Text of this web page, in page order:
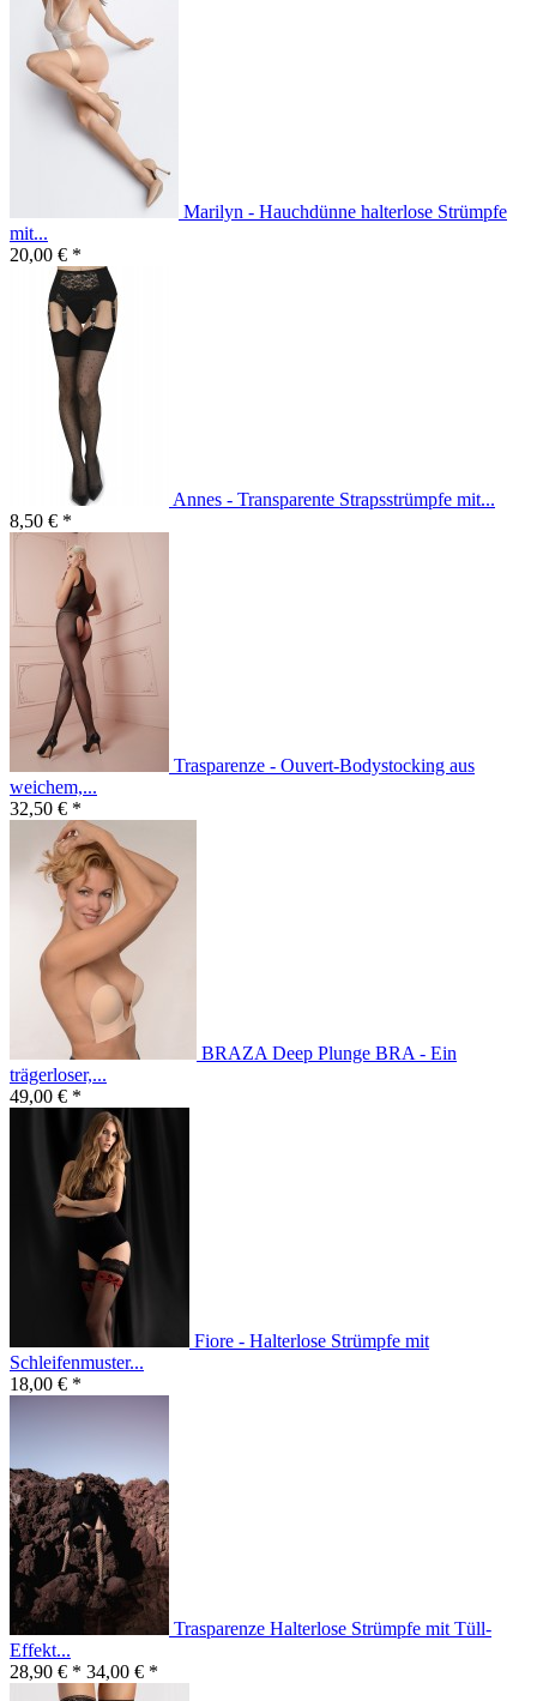
Marilyn - Hauchdünne halterlose Strümpfe
mit...
20,00 € *
Annes - Transparente Strapsstrümpfe mit...
8,50 € *
Trasparenze - Ouvert-Bodystocking aus
weichem,...
32,50 € *
BRAZA Deep Plunge BRA - Ein
trägerloser,...
49,00 € *
Fiore - Halterlose Strümpfe mit
Schleifenmuster...
18,00 € *
Trasparenze Halterlose Strümpfe mit Tüll-
Effekt...
28,90 € * 34,00 € *